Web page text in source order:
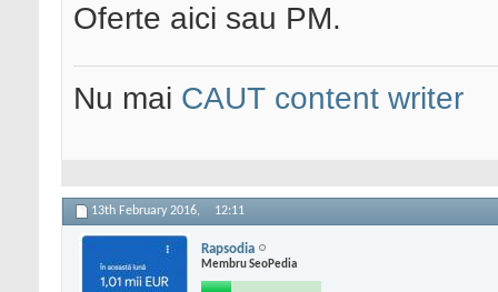
Oferte aici sau PM.
Nu mai CAUT content writer
13th February 2016, 12:11
Rapsodia
Membru SeoPedia